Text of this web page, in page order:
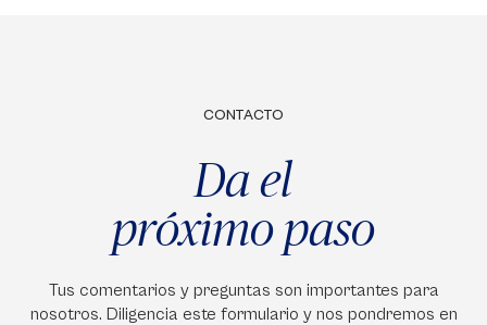
CONTACTO
Da el
próximo paso
Tus comentarios y preguntas son importantes para
nosotros. Diligencia este formulario y nos pondremos en